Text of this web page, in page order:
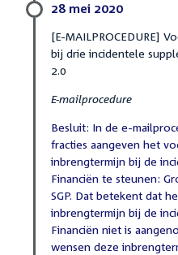
28 mei 2020
[E-MAILPROCEDURE]
bij drie incidentele
2.0
E-mailprocedure
Besluit: In de e-
fracties aangeven het
inbrengtermijn bij de
Financiën te steunen:
SGP. Dat betekent dat
inbrengtermijn bij de
Financiën niet is
wensen deze